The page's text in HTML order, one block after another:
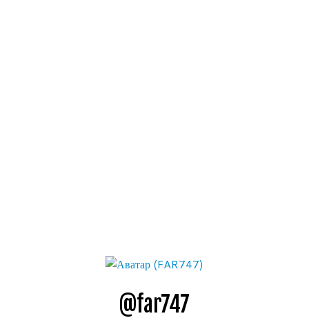
@far747